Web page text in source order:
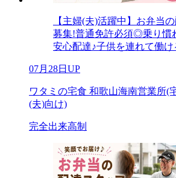
【主婦(夫)活躍中】お弁当
募集!普通免許必須◎乗り慣
安心配達♪子供を連れて働け
07月28日UP
ワタミの宅食 和歌山海南営業所(
(夫)向け)
完全出来高制